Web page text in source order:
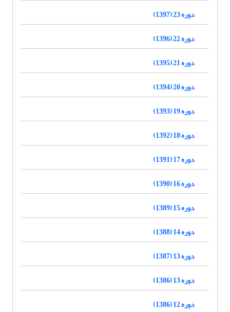
دوره 23 (1397)
دوره 22 (1396)
دوره 21 (1395)
دوره 20 (1394)
دوره 19 (1393)
دوره 18 (1392)
دوره 17 (1391)
دوره 16 (1390)
دوره 15 (1389)
دوره 14 (1388)
دوره 13 (1387)
دوره 13 (1386)
دوره 12 (1386)